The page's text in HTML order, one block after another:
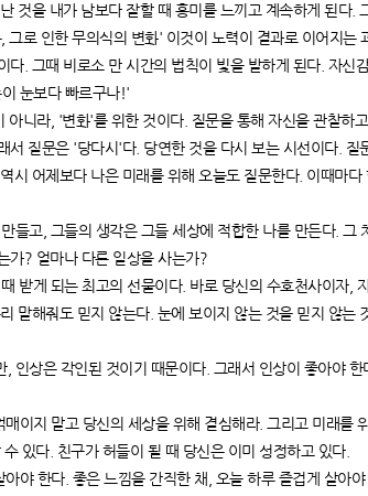
것을 내가 남보다 잘할 때 흥미를 느끼고 계속하게 된다.
그로 인한 무의식의 변화' 이것이 노력이 결과로 이어지는
다. 그때 비로소 만 시간의 법칙이 빛을 발하게 된다. 자신
눈보다 빠르구나!'
니라, '변화'를 위한 것이다. 질문을 통해 자신을 관찰하
서 질문은 '당다시'다. 당연한 것을 다시 보는 시선이다. 질
시 어제보다 나은 미래를 위해 오늘도 질문한다. 이때마
들고, 그들의 생각은 그들 세상에 적합한 나를 만든다. 그
가? 얼마나 다른 일상을 사는가?
받게 되는 최고의 선물이다. 바로 당신의 수호천사이자,
말해줘도 믿지 않는다. 눈에 보이지 않는 것을 믿지 않는
인상은 각인된 것이기 때문이다. 그래서 인상이 좋아야 한
이지 말고 당신의 세상을 위해 결심해라. 그리고 미래를
있다. 친구가 허들이 될 때 당신은 이미 성정하고 있다.
야 한다. 좋은 느낌을 간직한 채, 오늘 하루 즐겁게 살아